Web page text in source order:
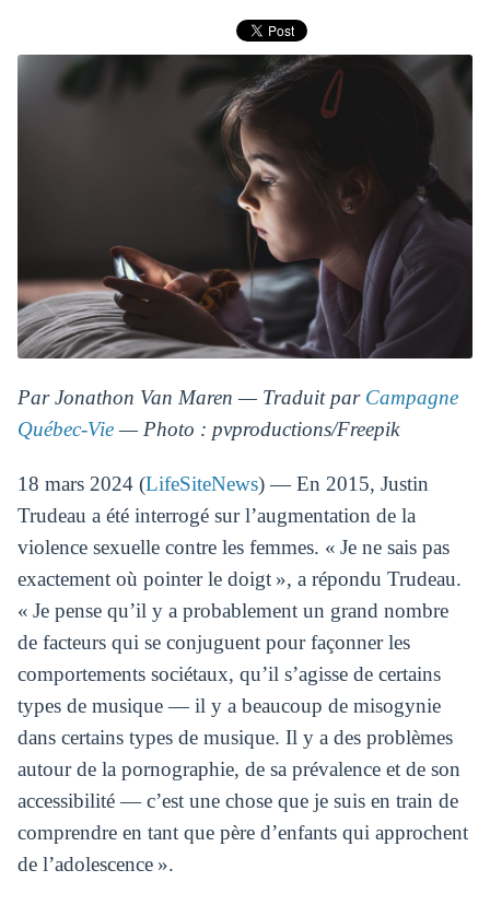
Par Jonathon Van Maren — Traduit par Campagne
Québec-Vie— Photo : pvproductions/Freepik
18 mars 2024 (LifeSiteNews) — En 2015, Justin
Trudeau a été interrogé sur l’augmentation de la
violence sexuelle contre les femmes. « Je ne sais pas
exactement où pointer le doigt », a répondu Trudeau.
« Je pense qu’il y a probablement un grand nombre
de facteurs qui se conjuguent pour façonner les
comportements sociétaux, qu’il s’agisse de certains
types de musique — il y a beaucoup de misogynie
dans certains types de musique. Il y a des problèmes
autour de la pornographie, de sa prévalence et de son
accessibilité — c’est une chose que je suis en train de
comprendre en tant que père d’enfants qui approchent
de l’adolescence ».